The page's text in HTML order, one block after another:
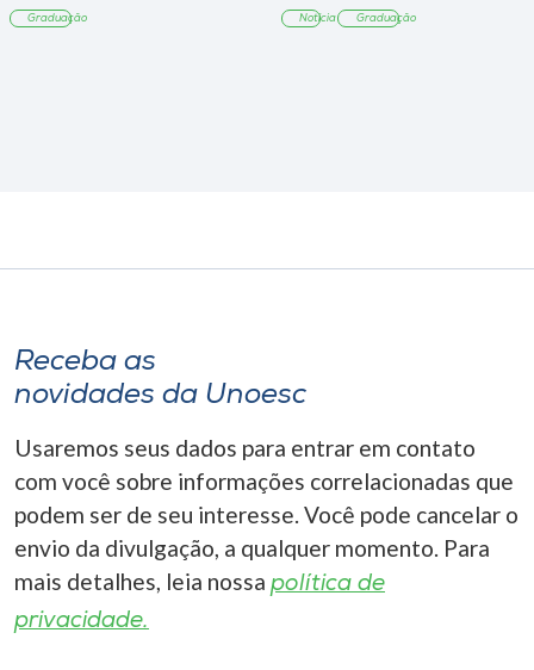
Graduação Notícia Graduação
Receba as
novidades da Unoesc
Usaremos seus dados para entrar em contato
com você sobre informações correlacionadas que
podem ser de seu interesse. Você pode cancelar o
envio da divulgação, a qualquer momento. Para
mais detalhes, leia nossa política de
privacidade.